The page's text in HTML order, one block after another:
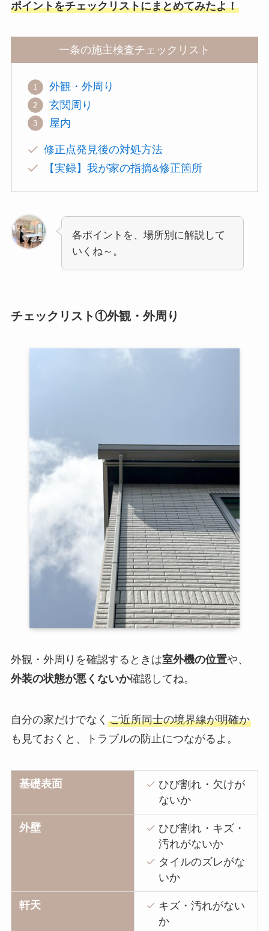
ポイントをチェックリストにまとめてみたよ！
一条の施主検査チェックリスト
外観・外周り
玄関周り
屋内
修正点発見後の対処方法
【実録】我が家の指摘&修正箇所
各ポイントを、場所別に解説して
いくね～。
チェックリスト①外観・外周り
外観・外周りを確認するときは室外機の位置や、
外装の状態が悪くないか確認してね。
自分の家だけでなく ご近所同士の境界線が明確か
も見ておくと、トラブルの防止につながるよ。
基礎表面
ひび割れ・欠けが
ないか
外壁
ひび割れ・キズ・
汚れがないか
タイルのズレがな
いか
軒天
キズ・汚れがない
か